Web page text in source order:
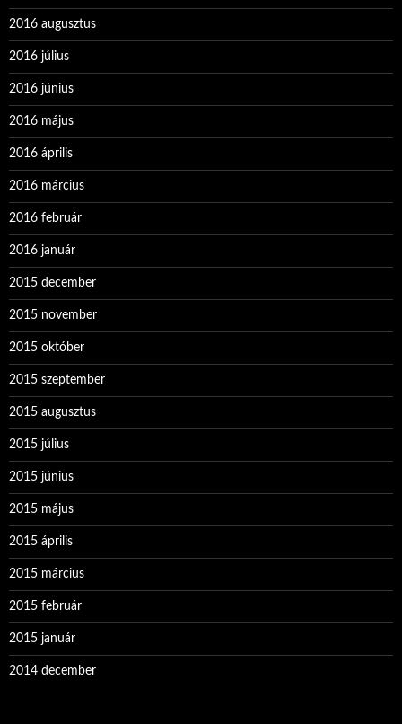
2016 augusztus
2016 július
2016 június
2016 május
2016 április
2016 március
2016 február
2016 január
2015 december
2015 november
2015 október
2015 szeptember
2015 augusztus
2015 július
2015 június
2015 május
2015 április
2015 március
2015 február
2015 január
2014 december